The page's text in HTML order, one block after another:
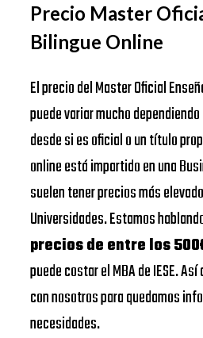
Precio Master
Bilingue Online
El precio del Master Oficial
puede variar mucho
desde si es oficial o un título
online está impartido en una
suelen tener precios más
Universidades. Estamos
precios de entre los
puede costar el MBA de IESE.
con nosotros para quedamos
necesidades.